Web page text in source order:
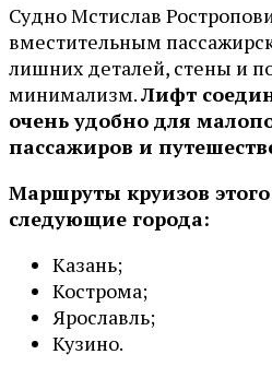
Судно Мстислав
вместительным
лишних деталей, стены и
минимализм.Лифт
очень удобно для
пассажиров и
Маршруты круизов
следующие города:
Казань;
Кострома;
Ярославль;
Кузино.